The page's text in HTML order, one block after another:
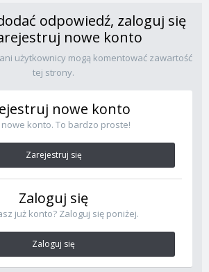
odpowiedź, zaloguj się
nowe konto
użytkownicy mogą komentować zawartość
tej strony.
nowe konto
nowe konto. To bardzo proste!
Zarejestruj się
Zaloguj się
już konto? Zaloguj się poniżej.
Zaloguj się